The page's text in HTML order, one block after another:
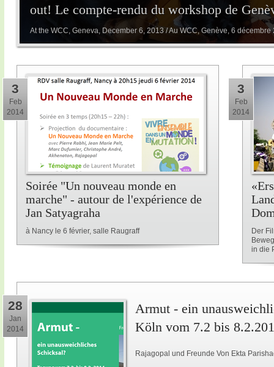
out! Le compte-rendu du workshop de
At the WCC, Geneva, December 6, 2013 / Au WCC, Genève, 6 décembre
Soirée "Un nouveau monde en
marche" - autour de l'expérience de
Jan Satyagraha
à Nancy le 6 février, salle Raugraff
3
Feb
2014
Der
in die
3
Feb
2014
28
Jan
2014
Armut - ein
Köln vom 7.2 bis
Rajagopal und Freunde Von Ekta